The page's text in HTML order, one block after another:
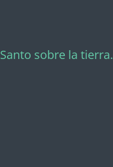
sobre la tierra.